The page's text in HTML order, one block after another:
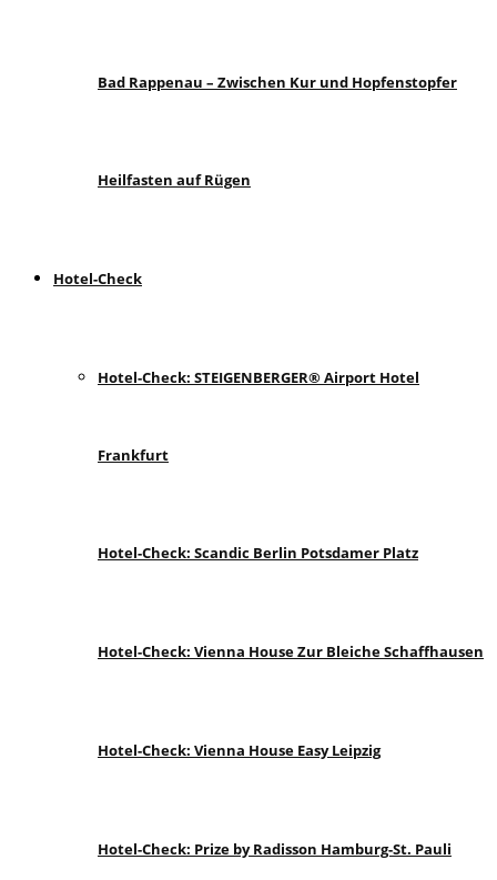
Bad Rappenau – Zwischen Kur und Hopfenstopfer
Heilfasten auf Rügen
Hotel-Check
Hotel-Check: STEIGENBERGER® Airport Hotel
Frankfurt
Hotel-Check: Scandic Berlin Potsdamer Platz
Hotel-Check: Vienna House Zur Bleiche Schaffhausen
Hotel-Check: Vienna House Easy Leipzig
Hotel-Check: Prize by Radisson Hamburg-St. Pauli